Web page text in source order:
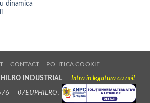
dinamica
CONTACT POLITICA COOKIE
INDUSTRIALIntra in legatura cu noi!
07EUPHILRO .